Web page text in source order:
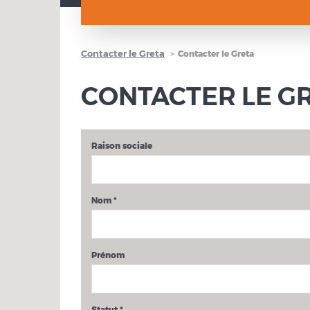
Contacter le Greta Contacter le Greta
CONTACTER LE
Raison sociale
Nom *
Prénom